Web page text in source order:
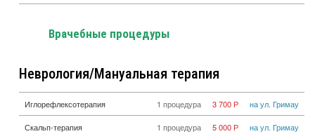
Врачебные процедуры
Неврология/Мануальная терапия
Иглорефлексотерапия 1 процедура 3 700 Р на ул. Гримау
Скальп-терапия 1 процедура 5 000 Р на ул. Гримау